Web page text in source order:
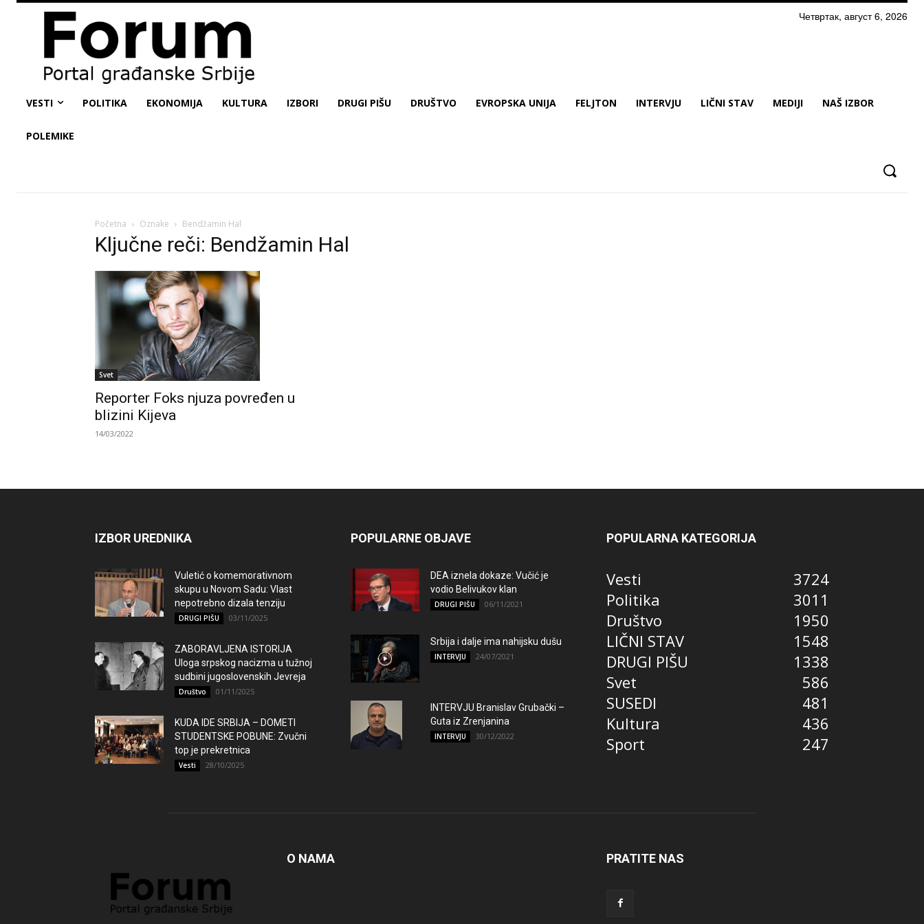
Четвртак, август 6, 2026
VESTI POLITIKA EKONOMIJA KULTURA IZBORI DRUGI PIŠU DRUŠTVO EVROPSKA UNIJA FELJTON INTERVJU LIČNI STAV MEDIJI NAŠ IZBOR
POLEMIKE
Početna Oznake Bendžamin Hal
Ključne reči: Bendžamin Hal
Svet
Reporter Foks njuza povređen u
blizini Kijeva
14/03/2022
IZBOR UREDNIKA
Vuletić o komemorativnom
skupu u Novom Sadu: Vlast
nepotrebno dizala tenziju
DRUGI PIŠU 03/11/2025
ZABORAVLJENA ISTORIJA
Uloga srpskog nacizma u tužnoj
sudbini jugoslovenskih Jevreja
Društvo 01/11/2025
KUDA IDE SRBIJA – DOMETI
STUDENTSKE POBUNE: Zvučni
top je prekretnica
Vesti 28/10/2025
POPULARNE OBJAVE
DEA iznela dokaze: Vučić je
vodio Belivukov klan
DRUGI PIŠU 06/11/2021
Srbija i dalje ima nahijsku dušu
INTERVJU 24/07/2021
INTERVJU Branislav Grubački –
Guta iz Zrenjanina
INTERVJU 30/12/2022
POPULARNA KATEGORIJA
Vesti
3724
Politika
3011
Društvo
1950
LIČNI STAV
1548
DRUGI PIŠU
1338
Svet
586
SUSEDI
481
Kultura
436
Sport
247
O NAMA PRATITE NAS